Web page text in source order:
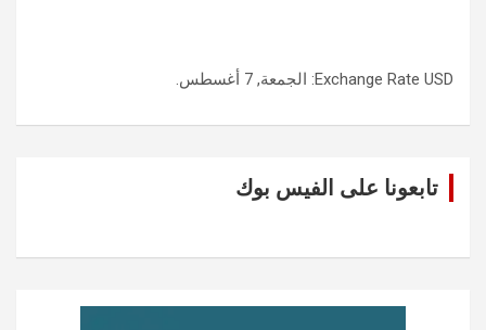
Exchange Rate USD : الجمعة, 7 أغسطس.
تابعونا على الفيس بوك